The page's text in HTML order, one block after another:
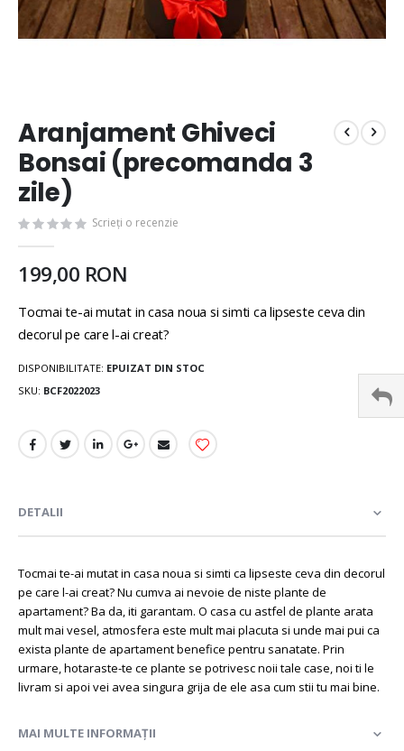
Aranjament Ghiveci
Bonsai (precomanda 3
zile)
Scrieți o recenzie
199,00 RON
Tocmai te-ai mutat in casa noua si simti ca lipseste ceva din
decorul pe care l-ai creat?
DISPONIBILITATE: EPUIZAT DIN STOC
SKU BCF2022023
DETALII
Tocmai te-ai mutat in casa noua si simti ca lipseste ceva din decorul
pe care l-ai creat? Nu cumva ai nevoie de niste plante de
apartament? Ba da, iti garantam. O casa cu astfel de plante arata
mult mai vesel, atmosfera este mult mai placuta si unde mai pui ca
exista plante de apartament benefice pentru sanatate. Prin
urmare, hotaraste-te ce plante se potrivesc noii tale case, noi ti le
livram si apoi vei avea singura grija de ele asa cum stii tu mai bine.
MAI MULTE INFORMAȚII